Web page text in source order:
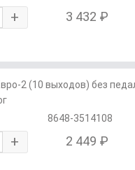
+ 3 432 ₽
2 (10 выходов) без
8648-3514108
+ 2 449 ₽